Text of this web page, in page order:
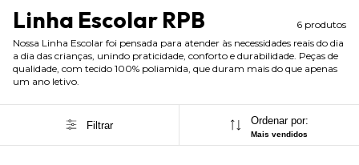
Linha Escolar RPB
6 produtos
Nossa Linha Escolar foi pensada para atender às necessidades reais do dia
a dia das crianças, unindo praticidade, conforto e durabilidade. Peças de
qualidade, com tecido 100% poliamida, que duram mais do que apenas
um ano letivo.
Filtrar Ordenar por:
Mais vendidos